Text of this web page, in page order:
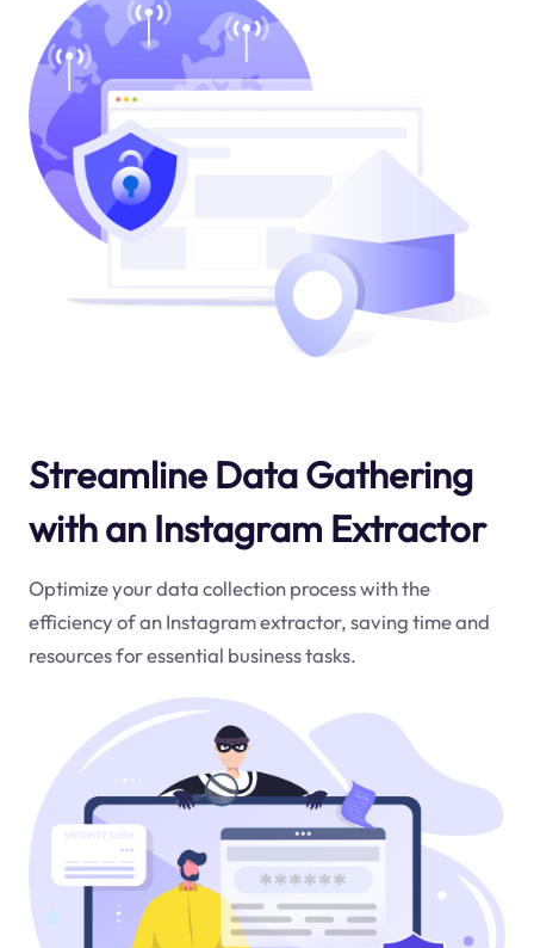
Streamline Data Gathering
with an Instagram Extractor
Optimize your data collection process with the
efficiency of an Instagram extractor, saving time and
resources for essential business tasks.